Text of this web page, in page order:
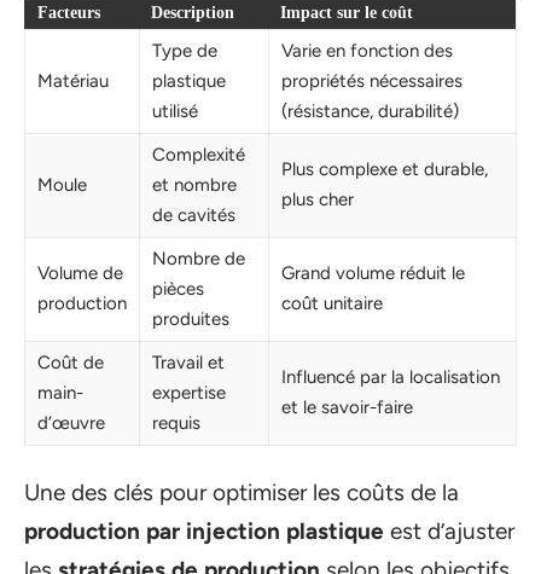
Facteurs Description Impact sur le coût
Matériau
Type de
plastique
utilisé
Varie en fonction des
propriétés nécessaires
(résistance, durabilité)
Moule
Complexité
et nombre
de cavités
Plus complexe et durable,
plus cher
Volume de
production
Nombre de
pièces
produites
Grand volume réduit le
coût unitaire
Coût de
main-
d’œuvre
Travail et
expertise
requis
Influencé par la localisation
et le savoir-faire
Une des clés pour optimiser les coûts de la
production par injection plastique est d’ajuster